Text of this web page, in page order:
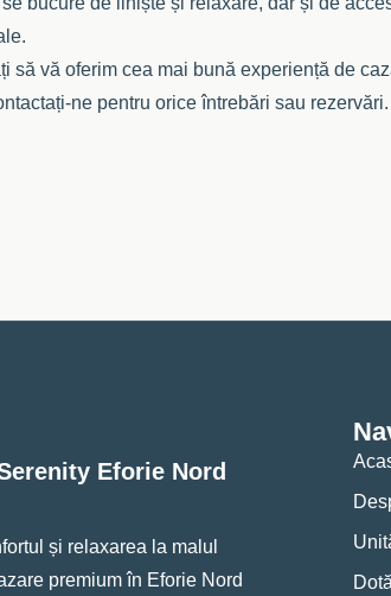
să vă oferim cea mai bună experiență de
ne pentru orice întrebări sau rezervări.
Eforie Nord
și relaxarea la malul
premium în Eforie Nord